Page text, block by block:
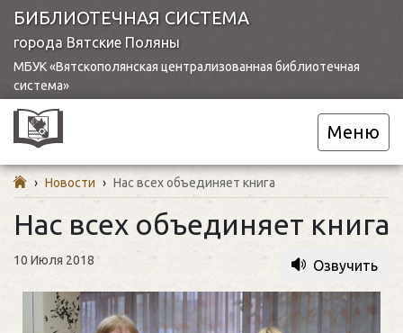
БИБЛИОТЕЧНАЯ СИСТЕМА
города Вятские Поляны
МБУК «Вятскополянская централизованная библиотечная
система»
Меню
› Новости › Нас всех объединяет книга
Нас всех объединяет книга
10 Июля 2018 Озвучить